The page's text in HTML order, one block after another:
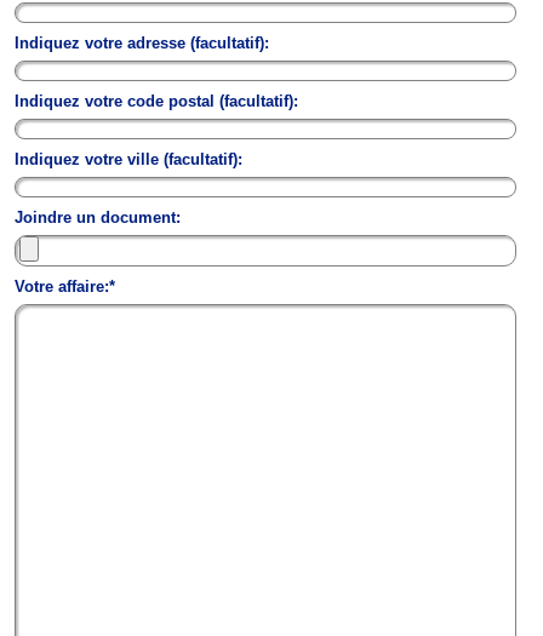
Indiquez votre adresse (facultatif):
Indiquez votre code postal (facultatif):
Indiquez votre ville (facultatif):
Joindre un document:
Votre affaire:*